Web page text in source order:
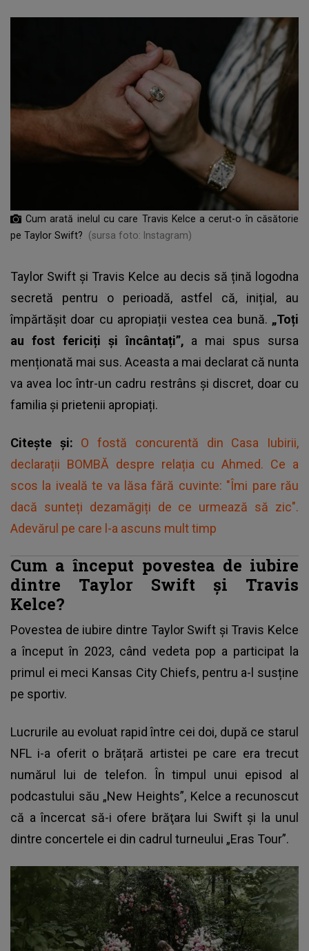
Cum arată inelul cu care Travis Kelce a cerut-o în căsătorie
pe Taylor Swift?
(sursa foto: Instagram)
Taylor Swift și Travis Kelce au decis să țină logodna
secretă pentru o perioadă, astfel că, inițial, au
împărtășit doar cu apropiații vestea cea bună. „Toți
au fost fericiți și încântați”, a mai spus sursa
menționată mai sus. Aceasta a mai declarat că nunta
va avea loc într-un cadru restrâns și discret, doar cu
familia și prietenii apropiați.
Citește și: O fostă concurentă din Casa Iubirii,
declarații BOMBĂ despre relația cu Ahmed. Ce a
scos la iveală te va lăsa fără cuvinte: "Îmi pare rău
dacă sunteți dezamăgiți de ce urmează să zic".
Adevărul pe care l-a ascuns mult timp
Cum a început povestea de iubire
dintre Taylor Swift și Travis
Kelce?
Povestea de iubire dintre Taylor Swift și Travis Kelce
a început în 2023, când vedeta pop a participat la
primul ei meci Kansas City Chiefs, pentru a-l susține
pe sportiv.
Lucrurile au evoluat rapid între cei doi, după ce starul
NFL i-a oferit o brățară artistei pe care era trecut
numărul lui de telefon. În timpul unui episod al
podcastului său „New Heights”, Kelce a recunoscut
că a încercat să-i ofere brăţara lui Swift și la unul
dintre concertele ei din cadrul turneului „Eras Tour”.